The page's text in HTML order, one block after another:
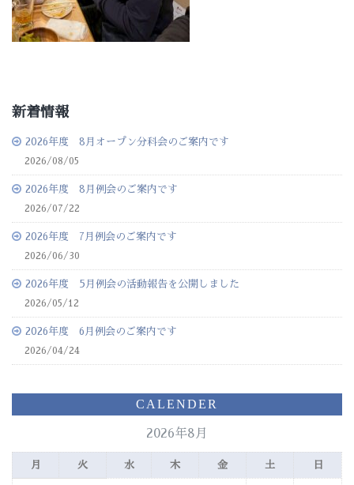
新着情報
2026年度 8月オープン分科会のご案内です
2026/08/05
2026年度 8月例会のご案内です
2026/07/22
2026年度 7月例会のご案内です
2026/06/30
2026年度 5月例会の活動報告を公開しました
2026/05/12
2026年度 6月例会のご案内です
2026/04/24
CALENDER
2026年8月
月 火 水 木 金 土 日